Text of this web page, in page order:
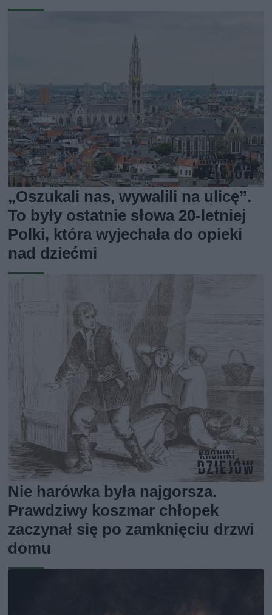
„Oszukali nas, wywalili na ulicę”.
To były ostatnie słowa 20-letniej
Polki, która wyjechała do opieki
nad dziećmi
Nie harówka była najgorsza.
Prawdziwy koszmar chłopek
zaczynał się po zamknięciu drzwi
domu